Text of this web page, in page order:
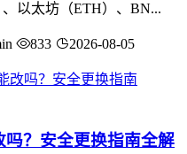
以太坊（ETH）、BN...
833 2026-08-05
？安全更换指南全解